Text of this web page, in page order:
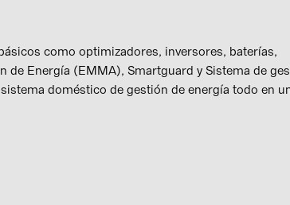
como optimizadores, inversores, baterías,
de Energía (EMMA), Smartguard y Sistema de
doméstico de gestión de energía todo en